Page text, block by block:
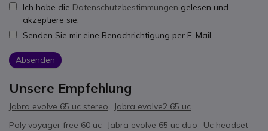
Ich habe die Datenschutzbestimmungen gelesen und
akzeptiere sie.
Senden Sie mir eine Benachrichtigung per E-Mail
Absenden
Unsere Empfehlung
Jabra evolve 65 uc stereo
Jabra evolve2 65 uc
Poly voyager free 60 uc
Jabra evolve 65 uc duo
Uc headset